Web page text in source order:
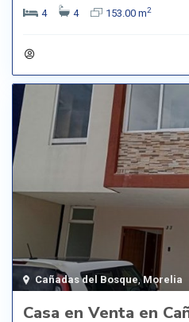
4 4 153.00 m2
Cañadas del Bosque,Morelia
Casa en Venta en